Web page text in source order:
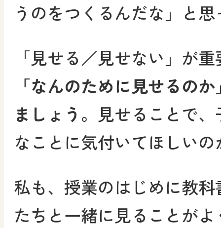
うのをつくるんだな」と
「見せる／見せない」が
「なんのために見せるの
ましょう。 見せることで
なことに気付いてほしい
私も、授業のはじめに教
たちと一緒に見ることが